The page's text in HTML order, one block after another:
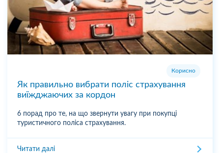
Корисно
Як правильно вибрати поліс страхування
виїжджаючих за кордон
6 порад про те, на що звернути увагу при покупці
туристичного поліса страхування.
Читати далі